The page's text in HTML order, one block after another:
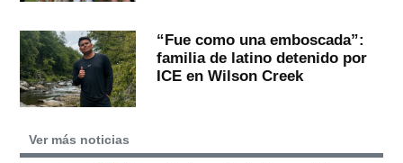
“Fue como una emboscada”:
familia de latino detenido por
ICE en Wilson Creek
Ver más noticias